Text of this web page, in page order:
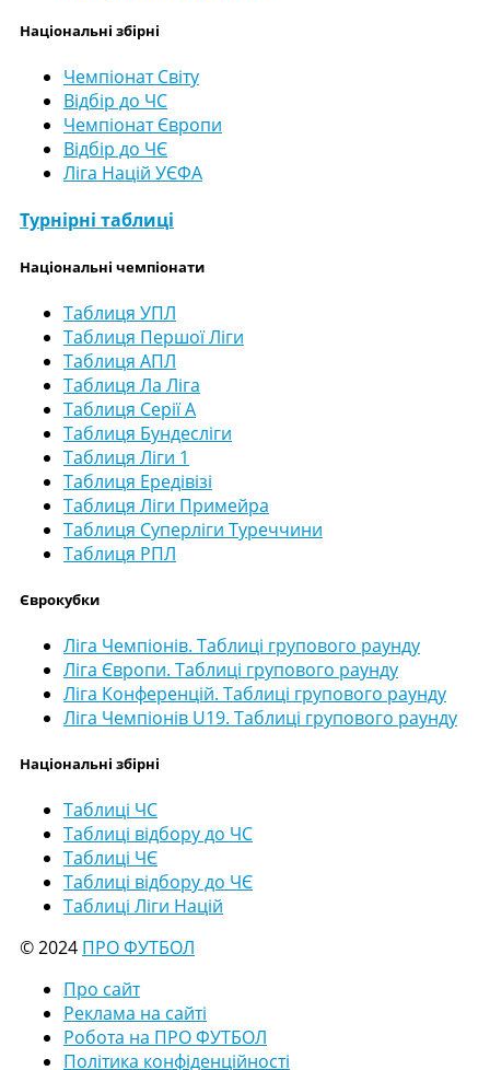
Національні збірні
Чемпіонат Світу
Відбір до ЧС
Чемпіонат Європи
Відбір до ЧЄ
Ліга Націй УЄФА
Турнірні таблиці
Національні чемпіонати
Таблиця УПЛ
Таблиця Першої Ліги
Таблиця АПЛ
Таблиця Ла Ліга
Таблиця Серії А
Таблиця Бундесліги
Таблиця Ліги 1
Таблиця Ередівізі
Таблиця Ліги Примейра
Таблиця Суперліги Туреччини
Таблиця РПЛ
Єврокубки
Ліга Чемпіонів. Таблиці групового раунду
Ліга Європи. Таблиці групового раунду
Ліга Конференцій. Таблиці групового раунду
Ліга Чемпіонів U19. Таблиці групового раунду
Національні збірні
Таблиці ЧС
Таблиці відбору до ЧС
Таблиці ЧЄ
Таблиці відбору до ЧЄ
Таблиці Ліги Націй
© 2024 ПРО ФУТБОЛ
Про сайт
Реклама на сайті
Робота на ПРО ФУТБОЛ
Політика конфіденційності